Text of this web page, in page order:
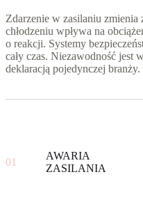
Zdarzenie w zasilaniu zmienia
chłodzeniu wpływa na
o reakcji. Systemy
cały czas. Niezawodność jest
deklaracją pojedynczej branży.
01
AWARIA
ZASILANIA